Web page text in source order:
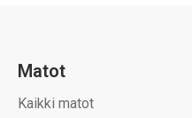
Matot
Kaikki matot